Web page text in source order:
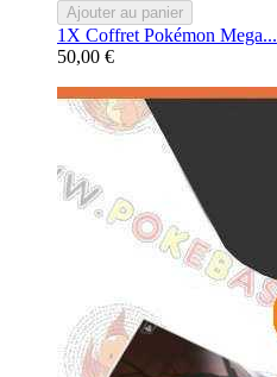
Ajouter au panier
1X Coffret Pokémon Mega...
50,00 €